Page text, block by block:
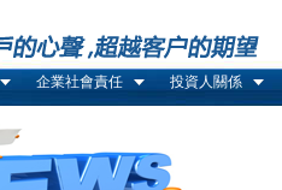
企業社會責任 投資人關係